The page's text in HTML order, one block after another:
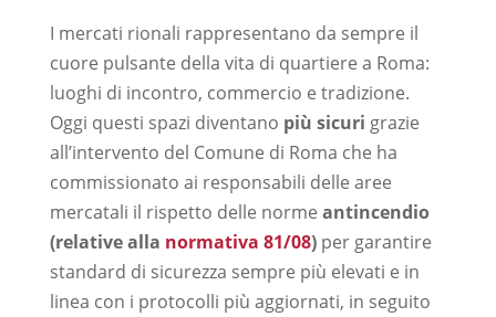
I mercati rionali rappresentano da sempre il
cuore pulsante della vita di quartiere a Roma:
luoghi di incontro, commercio e tradizione.
Oggi questi spazi diventano più sicuri grazie
all’intervento del Comune di Roma che ha
commissionato ai responsabili delle aree
mercatali il rispetto delle norme antincendio
(relative alla normativa 81/08)per garantire
standard di sicurezza sempre più elevati e in
linea con i protocolli più aggiornati, in seguito